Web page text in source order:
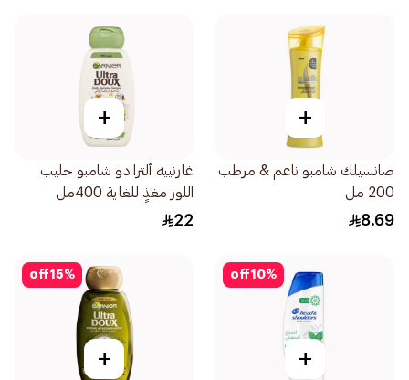
+
صانسيلك شامبو ناعم & مرطب
200 مل
8.69
+
غارنييه ألترا دو شامبو حليب
اللوز مغذٍ للغاية 400مل
22
10%
off
+
15%
off
+